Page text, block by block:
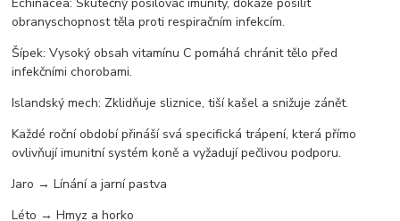
obranyschopnost těla proti respiračním infekcím.
Šípek: Vysoký obsah vitamínu C pomáhá chránit tělo před
infekčními chorobami.
Islandský mech: Zklidňuje sliznice, tiší kašel a snižuje zánět.
Každé roční období přináší svá specifická trápení, která přímo
ovlivňují imunitní systém koně a vyžadují pečlivou podporu.
Jaro → Línání a jarní pastva
Léto → Hmyz a horko